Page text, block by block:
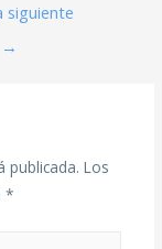
siguiente
→
publicada. Los
*